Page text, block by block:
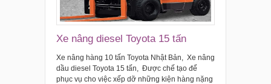
Xe nâng diesel Toyota 15 tấn
Xe nâng hàng 10 tấn Toyota Nhật Bản, Xe nâng
dầu diesel Toyota 15 tấn, Được chế tạo để
phục vụ cho việc xếp dỡ những kiện hàng nặng